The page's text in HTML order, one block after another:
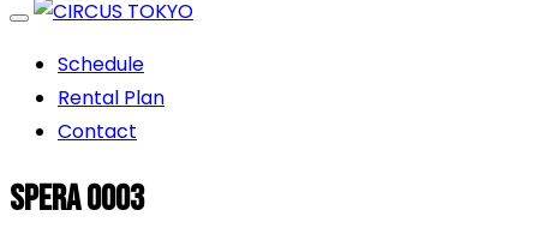
CIRCUS TOKYO
エンターテイメントスペース
Schedule
Rental Plan
Contact
SPERA 0003